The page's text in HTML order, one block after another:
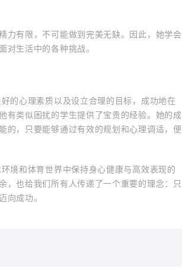
力有限，不可能做到完美无缺。因此，她学会
对生活中的各种挑战。
的心理素质以及设立合理的目标，成功地在
有类似困扰的学生提供了宝贵的经验。她的成
的，只要能够通过有效的规划和心理调适，便
境和体育世界中保持身心健康与高效表现的
，也给我们所有人传递了一个重要的理念：只
向成功。